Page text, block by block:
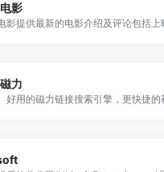
影
力
好用的磁力链接搜索引擎，更快捷的